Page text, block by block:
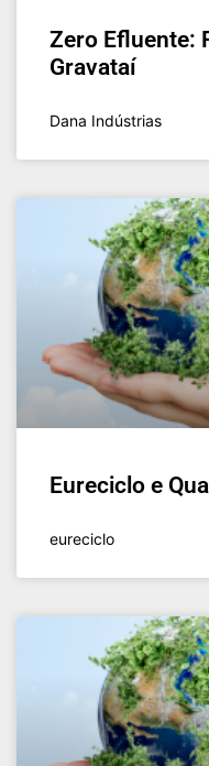
Zero Efluente:
Gravataí
Dana Indústrias
Eureciclo e
eureciclo